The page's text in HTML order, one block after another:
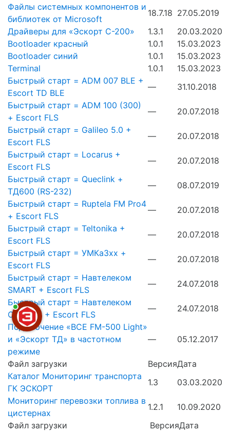
Файлы системных компонентов и
библиотек от Microsoft
18.7.18 27.05.2019
Драйверы для «Эскорт С-200»
1.3.1
20.03.2020
Bootloader красный
1.0.1
15.03.2023
Bootloader синий
1.0.1
15.03.2023
Terminal
1.0.1
15.03.2023
Быстрый старт = ADM 007 BLE +
Escort TD BLE
—
31.10.2018
Быстрый старт = ADM 100 (300)
+ Escort FLS
—
20.07.2018
Быстрый старт = Galileo 5.0 +
Escort FLS
—
20.07.2018
Быстрый старт = Locarus +
Escort FLS
—
20.07.2018
Быстрый старт = Queclink +
ТД600 (RS-232)
—
08.07.2019
Быстрый старт = Ruptela FM Pro4
+ Escort FLS
—
20.07.2018
Быстрый старт = Teltonika +
Escort FLS
—
20.07.2018
Быстрый старт = УМКа3хх +
Escort FLS
—
20.07.2018
Быстрый старт = Навтелеком
SMART + Escort FLS
—
24.07.2018
Быстрый старт = Навтелеком
СИГНАЛ + Escort FLS
—
24.07.2018
Подключение «ВСЕ FM-500 Light»
и «Эскорт ТД» в частотном
режиме
— 05.12.2017
Файл загрузки ВерсияДата
Каталог Мониторинг транспорта
ГК ЭСКОРТ
1.3
03.03.2020
Мониторинг перевозки топлива в
цистернах
1.2.1
10.09.2020
Файл загрузки
ВерсияДата